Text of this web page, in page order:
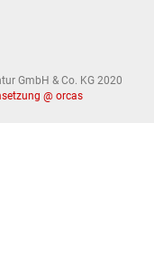
GmbH & Co. KG 2020
@ orcas